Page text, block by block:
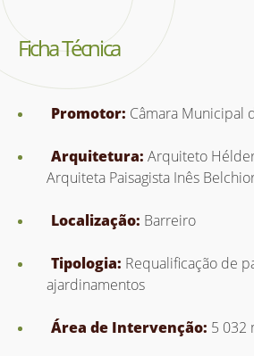
Ficha Técnica
Promotor: Câmara Municipal
Arquitetura: Arquiteto
Arquiteta Paisagista Inês
Localização: Barreiro
Tipologia: Requalificação de
ajardinamentos
Área de Intervenção: 5 032